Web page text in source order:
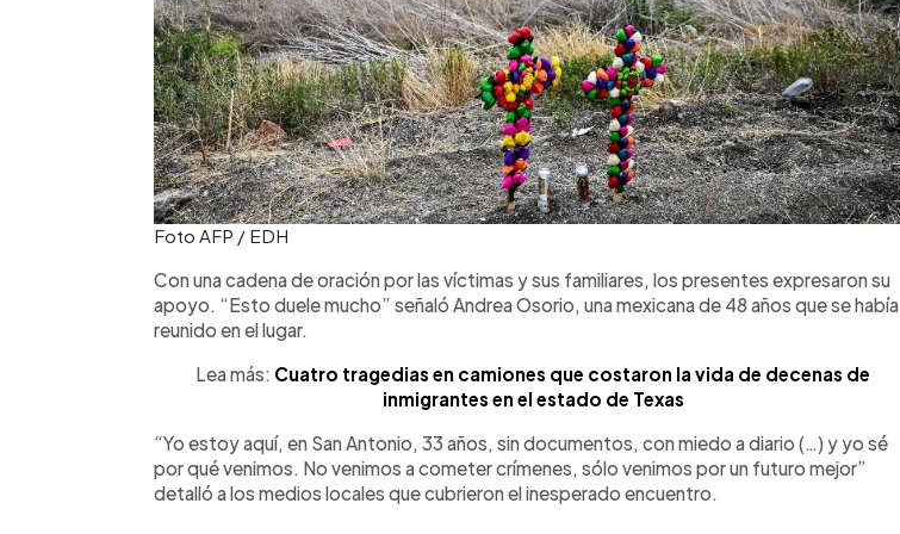
Foto AFP / EDH
Con una cadena de oración por las víctimas y sus familiares, los presentes expresaron su
apoyo. “Esto duele mucho” señaló Andrea Osorio, una mexicana de 48 años que se había
reunido en el lugar.
Lea más: Cuatro tragedias en camiones que costaron la vida de decenas de
inmigrantes en el estado de Texas
“Yo estoy aquí, en San Antonio, 33 años, sin documentos, con miedo a diario (…) y yo sé
por qué venimos. No venimos a cometer crímenes, sólo venimos por un futuro mejor”
detalló a los medios locales que cubrieron el inesperado encuentro.